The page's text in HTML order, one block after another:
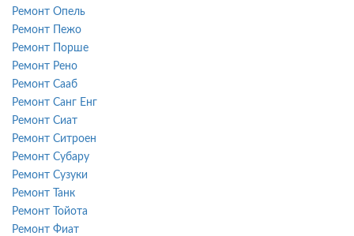
Ремонт Опель
Ремонт Пежо
Ремонт Порше
Ремонт Рено
Ремонт Сааб
Ремонт Санг Енг
Ремонт Сиат
Ремонт Ситроен
Ремонт Субару
Ремонт Сузуки
Ремонт Танк
Ремонт Тойота
Ремонт Фиат